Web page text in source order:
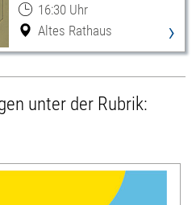
16:30 Uhr
Altes Rathaus
›
unter der Rubrik: